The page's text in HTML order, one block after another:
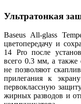
Ультратонкая
Baseus All-glass
цветопередачу и
14 Pro после
всего 0.3 мм, а
не позволяют
прилегания к
первоклассную
жирных разводов и